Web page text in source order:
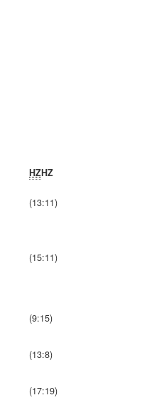
HZHZ
(13:11)
(15:11)
(9:15)
(13:8)
(17:19)